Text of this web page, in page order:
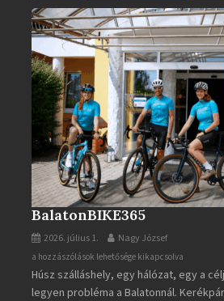
BalatonBIKE365
2026. július 1. Nagy József
BalatonBIKE365
bejegyzéshez
a hozzászólások lehetősége kikapcsolva
Húsz szálláshely, egy hálózat, egy a
legyen probléma a Balatonnál.